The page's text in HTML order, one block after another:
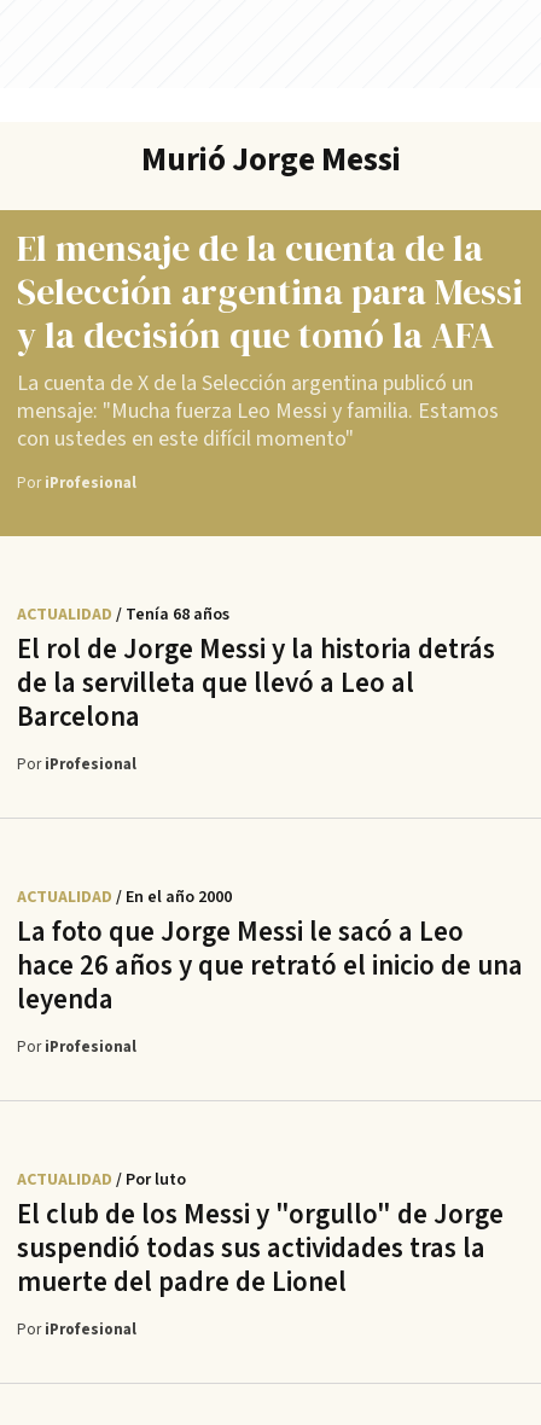
Murió Jorge Messi
El mensaje de la cuenta de la
Selección argentina para Messi
y la decisión que tomó la AFA
La cuenta de X de la Selección argentina publicó un
mensaje: "Mucha fuerza Leo Messi y familia. Estamos
con ustedes en este difícil momento"
PoriProfesional
El rol de Jorge Messi y la historia detrás
de la servilleta que llevó a Leo al
Barcelona
ACTUALIDAD / Tenía 68 años
PoriProfesional
La foto que Jorge Messi le sacó a Leo
hace 26 años y que retrató el inicio de una
leyenda
ACTUALIDAD / En el año 2000
PoriProfesional
El club de los Messi y "orgullo" de Jorge
suspendió todas sus actividades tras la
muerte del padre de Lionel
ACTUALIDAD / Por luto
PoriProfesional